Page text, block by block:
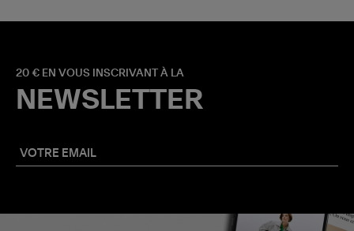
20 € EN VOUS INSCRIVANT À LA
NEWSLETTER